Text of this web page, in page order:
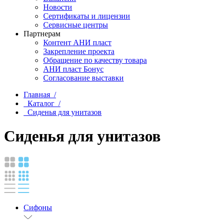
Новости
Сертификаты и лицензии
Сервисные центры
Партнерам
Контент АНИ пласт
Закрепление проекта
Обращение по качеству товара
АНИ пласт Бонус
Согласование выставки
Главная /
Каталог /
Сиденья для унитазов
Сиденья для унитазов
Сифоны